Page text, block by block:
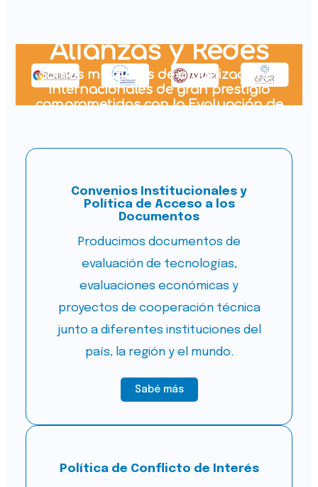
Alianzas y Redes
Somos miembros de organizaciones
internacionales de gran prestigio
comprometidas con la Evaluación de
Convenios Institucionales y
Política de Acceso a los
Documentos
Producimos documentos de
evaluación de tecnologías,
evaluaciones económicas y
proyectos de cooperación técnica
junto a diferentes instituciones del
país, la región y el mundo.
Sabé más
Política de Conflicto de Interés